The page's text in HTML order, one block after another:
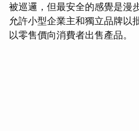
被巡邏，但最安全的感覺是漫
允許小型企業主和獨立品牌以
以零售價向消費者出售產品。